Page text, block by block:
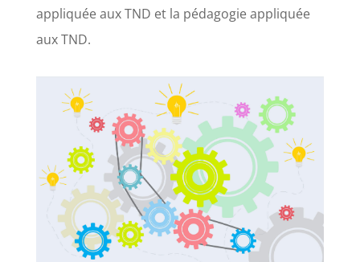
appliquée aux TND et la pédagogie appliquée
aux TND.